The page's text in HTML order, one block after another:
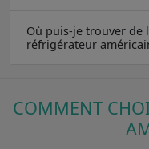
Où puis-je trouver de
réfrigérateur
COMMENT